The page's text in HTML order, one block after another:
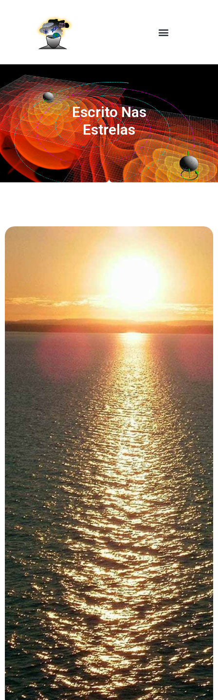
Escrito Nas
Estrelas